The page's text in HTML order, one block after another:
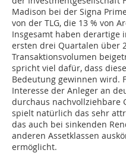
Madison bei der Signa
von der TLG, die 13 % von
Insgesamt haben derartige
ersten drei Quartalen über
Transaktionsvolumen
spricht viel dafür, dass
Bedeutung gewinnen wird.
Interesse der Anleger an
durchaus nachvollziehbare
spielt natürlich das sehr
das auch bei sinkenden
anderen Assetklassen
ermöglicht.